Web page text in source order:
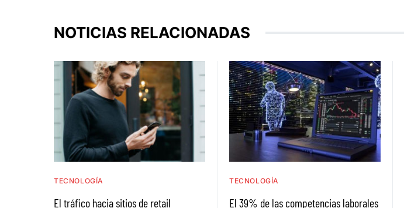
NOTICIAS RELACIONADAS
TECNOLOGÍA
El tráfico hacia sitios de retail
TECNOLOGÍA
El 39% de las competencias laborales